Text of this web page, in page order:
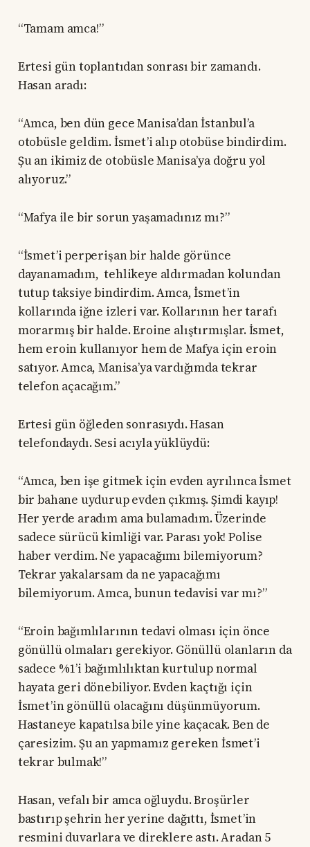
“Tamam amca!”
Ertesi gün toplantıdan sonrası bir zamandı.
Hasan aradı:
“Amca, ben dün gece Manisa’dan İstanbul’a
otobüsle geldim. İsmet’i alıp otobüse bindirdim.
Şu an ikimiz de otobüsle Manisa’ya doğru yol
alıyoruz.”
“Mafya ile bir sorun yaşamadınız mı?”
“İsmet’i perperişan bir halde görünce
dayanamadım, tehlikeye aldırmadan kolundan
tutup taksiye bindirdim. Amca, İsmet’in
kollarında iğne izleri var. Kollarının her tarafı
morarmış bir halde. Eroine alıştırmışlar. İsmet,
hem eroin kullanıyor hem de Mafya için eroin
satıyor. Amca, Manisa’ya vardığımda tekrar
telefon açacağım.”
Ertesi gün öğleden sonrasıydı. Hasan
telefondaydı. Sesi acıyla yüklüydü:
“Amca, ben işe gitmek için evden ayrılınca İsmet
bir bahane uydurup evden çıkmış. Şimdi kayıp!
Her yerde aradım ama bulamadım. Üzerinde
sadece sürücü kimliği var. Parası yok! Polise
haber verdim. Ne yapacağımı bilemiyorum?
Tekrar yakalarsam da ne yapacağımı
bilemiyorum. Amca, bunun tedavisi var mı?”
“Eroin bağımlılarının tedavi olması için önce
gönüllü olmaları gerekiyor. Gönüllü olanların da
sadece %1’i bağımlılıktan kurtulup normal
hayata geri dönebiliyor. Evden kaçtığı için
İsmet’in gönüllü olacağını düşünmüyorum.
Hastaneye kapatılsa bile yine kaçacak. Ben de
çaresizim. Şu an yapmamız gereken İsmet’i
tekrar bulmak!”
Hasan, vefalı bir amca oğluydu. Broşürler
bastırıp şehrin her yerine dağıttı, İsmet’in
resmini duvarlara ve direklere astı. Aradan 5